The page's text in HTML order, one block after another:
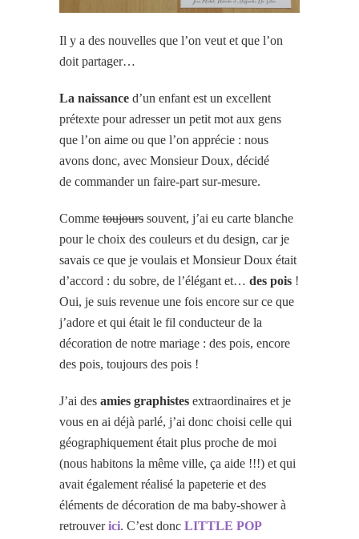
Il y a des nouvelles que l’on veut et que l’on
doit partager…
La naissance d’un enfant est un excellent
prétexte pour adresser un petit mot aux gens
que l’on aime ou que l’on apprécie : nous
avons donc, avec Monsieur Doux, décidé
de commander un faire-part sur-mesure.
Comme toujours souvent, j’ai eu carte blanche
pour le choix des couleurs et du design, car je
savais ce que je voulais et Monsieur Doux était
d’accord : du sobre, de l’élégant et… des pois !
Oui, je suis revenue une fois encore sur ce que
j’adore et qui était le fil conducteur de la
décoration de notre mariage : des pois, encore
des pois, toujours des pois !
J’ai des amies graphistes extraordinaires et je
vous en ai déjà parlé, j’ai donc choisi celle qui
géographiquement était plus proche de moi
(nous habitons la même ville, ça aide !!!) et qui
avait également réalisé la papeterie et des
éléments de décoration de ma baby-shower à
retrouverici. C’est donc LITTLE POP